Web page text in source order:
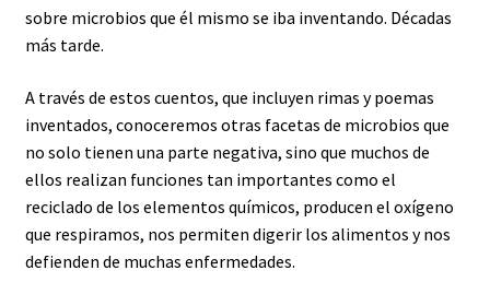
sobre microbios que él mismo se iba inventando. Décadas
más tarde.
A través de estos cuentos, que incluyen rimas y poemas
inventados, conoceremos otras facetas de microbios que
no solo tienen una parte negativa, sino que muchos de
ellos realizan funciones tan importantes como el
reciclado de los elementos químicos, producen el oxígeno
que respiramos, nos permiten digerir los alimentos y nos
defienden de muchas enfermedades.